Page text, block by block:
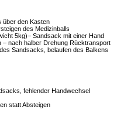
über den Kasten
des Medizinballs
5kg)– Sandsack mit einer Hand
– nach halber Drehung Rücktransport
Sandsacks, belaufen des Balkens
fehlender Handwechsel
statt Absteigen